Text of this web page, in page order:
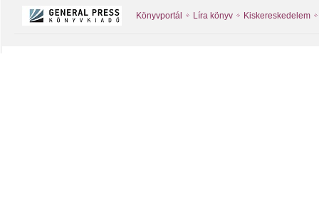
Könyvportál Líra könyv Kiskereskedelem